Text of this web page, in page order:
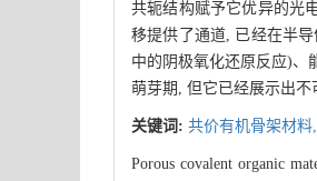
共轭结构赋予它优异的光
移提供了通道, 已经在半
中的阴极氧化还原反应)、
萌芽期, 但它已经展示出
关键词: 共价有机骨架材料,
Porous covalent organic